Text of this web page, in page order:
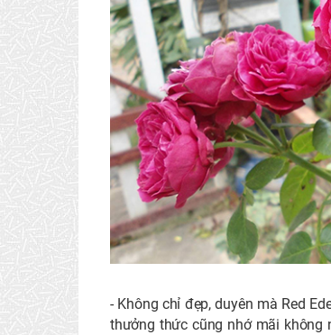
- Không chỉ đẹp, duyên mà Red
thưởng thức cũng nhớ mãi không